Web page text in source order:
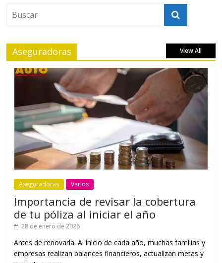
Aseguradoras View All
Aseguradoras Varios
Importancia de revisar la cobertura
de tu póliza al iniciar el año
28 de enero de 2026
Antes de renovarla. Al inicio de cada año, muchas familias y
empresas realizan balances financieros, actualizan metas y